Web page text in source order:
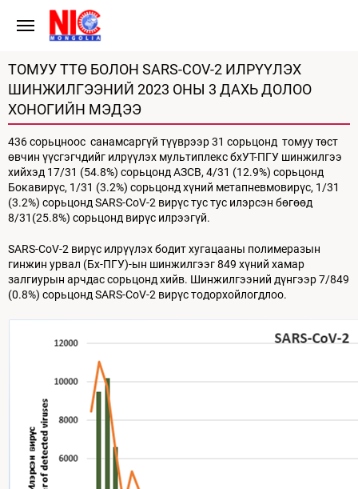
ТОМУУ ТТӨ БОЛОН SARS-COV-2 ИЛРҮҮЛЭХ
ШИНЖИЛГЭЭНИЙ 2023 ОНЫ 3 ДАХЬ ДОЛОО
ХОНОГИЙН МЭДЭЭ
436 сорьцноос санамсаргүй түүврээр 31 сорьцонд томуу төст
өвчин үүсгэгчдийг илрүүлэх мультиплекс бхУТ-ПГУ шинжилгээ
хийхэд 17/31 (54.8%) сорьцонд АЗСВ, 4/31 (12.9%) сорьцонд
Бокавирүс, 1/31 (3.2%) сорьцонд хүний метапневмовирүс, 1/31
(3.2%) сорьцонд SARS-CoV-2 вирүс тус тус илэрсэн бөгөөд
8/31(25.8%) сорьцонд вирүс илрээгүй.
SARS-CoV-2 вирүс илрүүлэх бодит хугацааны полимеразын
гинжин урвал (Бх-ПГУ)-ын шинжилгээг 849 хүний хамар
залгиурын арчдас сорьцонд хийв. Шинжилгээний дүнгээр 7/849
(0.8%) сорьцонд SARS-CoV-2 вирүс тодорхойлогдлоо.